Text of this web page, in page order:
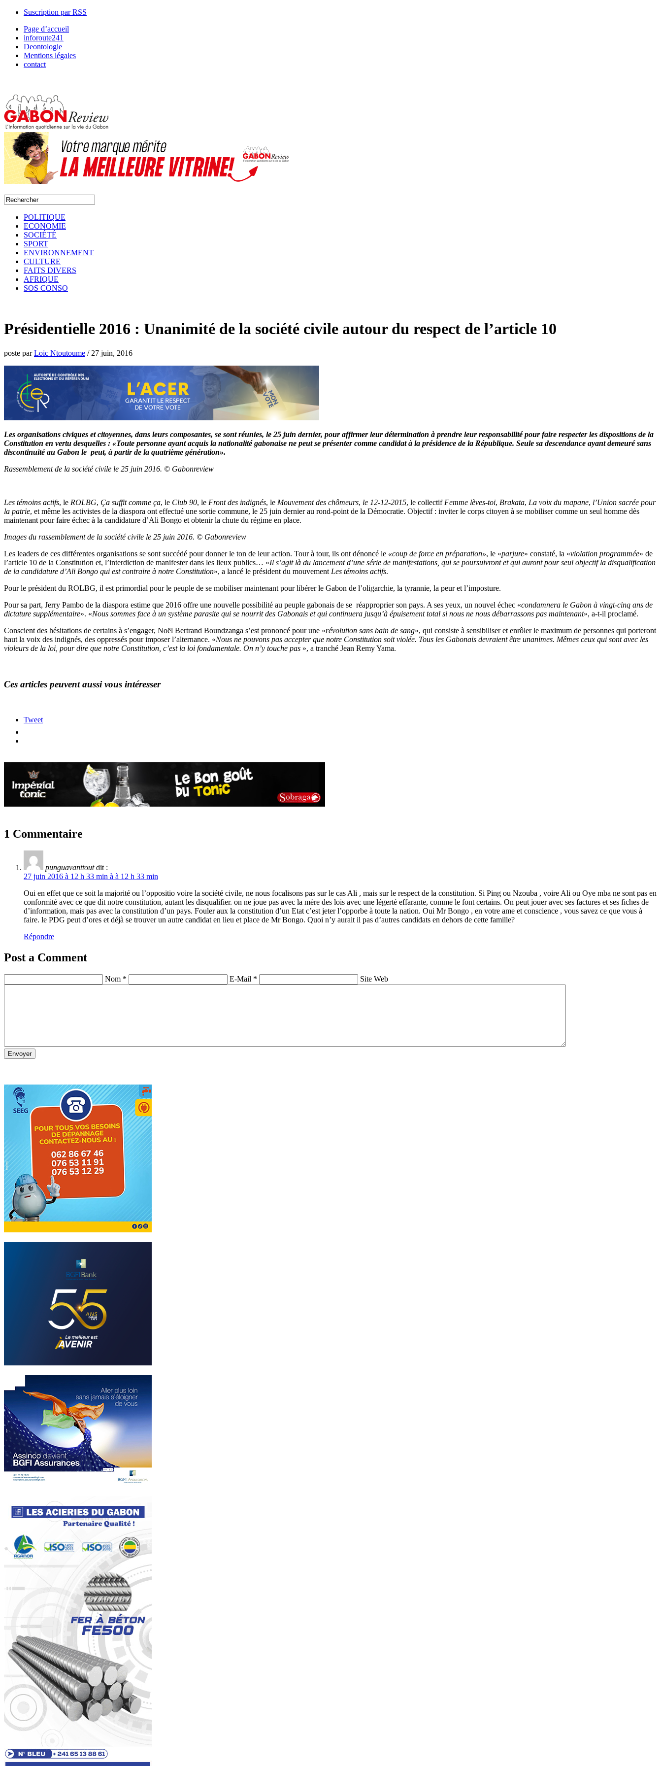
Suscription par RSS
Page d’accueil
inforoute241
Deontologie
Mentions légales
contact
POLITIQUE
ECONOMIE
SOCIÉTÉ
SPORT
ENVIRONNEMENT
CULTURE
FAITS DIVERS
AFRIQUE
SOS CONSO
Présidentielle 2016 : Unanimité de la société civile autour du respect de l’article 10
poste parLoic Ntoutoume / 27 juin, 2016
Les organisations civiques et citoyennes, dans leurs composantes, se sont réunies, le 25 juin dernier, pour affirmer leur détermination à prendre leur responsabilité pour faire respecter les dispositions de la
Constitution en vertu desquelles : «Toute personne ayant acquis la nationalité gabonaise ne peut se présenter comme candidat à la présidence de la République. Seule sa descendance ayant demeuré sans
discontinuité au Gabon le peut, à partir de la quatrième génération».
Rassemblement de la société civile le 25 juin 2016. © Gabonreview
Les témoins actifs, le ROLBG, Ça suffit comme ça, le Club 90, le Front des indignés, le Mouvement des chômeurs, le 12-12-2015, le collectif Femme lèves-toi, Brakata, La voix du mapane, l’Union sacrée pour
la patrie, et même les activistes de la diaspora ont effectué une sortie commune, le 25 juin dernier au rond-point de la Démocratie. Objectif : inviter le corps citoyen à se mobiliser comme un seul homme dès
maintenant pour faire échec à la candidature d’Ali Bongo et obtenir la chute du régime en place.
Images du rassemblement de la société civile le 25 juin 2016. © Gabonreview
Les leaders de ces différentes organisations se sont succédé pour donner le ton de leur action. Tour à tour, ils ont dénoncé le «coup de force en préparation», le «parjure» constaté, la «violation programmée» de
l’article 10 de la Constitution et, l’interdiction de manifester dans les lieux publics… «Il s’agit là du lancement d’une série de manifestations, qui se poursuivront et qui auront pour seul objectif la disqualification
de la candidature d’Ali Bongo qui est contraire à notre Constitution», a lancé le président du mouvement Les témoins actifs.
Pour le président du ROLBG, il est primordial pour le peuple de se mobiliser maintenant pour libérer le Gabon de l’oligarchie, la tyrannie, la peur et l’imposture.
Pour sa part, Jerry Pambo de la diaspora estime que 2016 offre une nouvelle possibilité au peuple gabonais de se réapproprier son pays. A ses yeux, un nouvel échec «condamnera le Gabon à vingt-cinq ans de
dictature supplémentaire». «Nous sommes face à un système parasite qui se nourrit des Gabonais et qui continuera jusqu’à épuisement total si nous ne nous débarrassons pas maintenant», a-t-il proclamé.
Conscient des hésitations de certains à s’engager, Noël Bertrand Boundzanga s’est prononcé pour une «révolution sans bain de sang», qui consiste à sensibiliser et enrôler le maximum de personnes qui porteront
haut la voix des indignés, des oppressés pour imposer l’alternance. «Nous ne pouvons pas accepter que notre Constitution soit violée. Tous les Gabonais devraient être unanimes. Mêmes ceux qui sont avec les
violeurs de la loi, pour dire que notre Constitution, c’est la loi fondamentale. On n’y touche pas », a tranché Jean Remy Yama.
Ces articles peuvent aussi vous intéresser
Tweet
1 Commentaire
punguavanttout dit :
27 juin 2016 à 12 h 33 min à à 12 h 33 min
Oui en effet que ce soit la majorité ou l’oppositio voire la société civile, ne nous focalisons pas sur le cas Ali , mais sur le respect de la constitution. Si Ping ou Nzouba , voire Ali ou Oye mba ne sont pas en
conformité avec ce que dit notre constitution, autant les disqualifier. on ne joue pas avec la mère des lois avec une légerté effarante, comme le font certains. On peut jouer avec ses factures et ses fiches de
d’information, mais pas avec la constitution d’un pays. Fouler aux la constitution d’un Etat c’est jeter l’opporbe à toute la nation. Oui Mr Bongo , en votre ame et conscience , vous savez ce que vous à
faire. le PDG peut d’ores et déjà se trouver un autre candidat en lieu et place de Mr Bongo. Quoi n’y aurait il pas d’autres candidats en dehors de cette famille?
Répondre
Post a Comment
Nom * E-Mail * Site Web